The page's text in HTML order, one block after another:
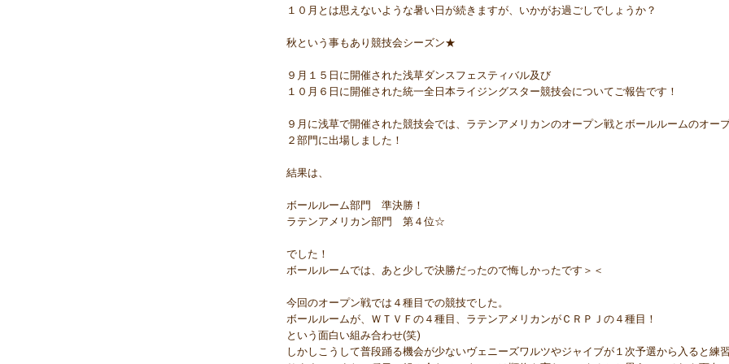
１０月とは思えないような暑い日が続きますが、いかがお過ごしでしょうか？
秋という事もあり競技会シーズン★
９月１５日に開催された浅草ダンスフェスティバル及び
１０月６日に開催された統一全日本ライジングスター競技会についてご報告です！
９月に浅草で開催された競技会では、ラテンアメリカンのオープン戦とボールルームのオー
２部門に出場しました！
結果は、
ボールルーム部門 準決勝！
ラテンアメリカン部門 第４位☆
でした！
ボールルームでは、あと少しで決勝だったので悔しかったです＞＜
今回のオープン戦では４種目での競技でした。
ボールルームが、ＷＴＶＦの４種目、ラテンアメリカンがＣＲＰＪの４種目！
という面白い組み合わせ(笑)
しかしこうして普段踊る機会が少ないヴェニーズワルツやジャイブが１次予選から入ると練